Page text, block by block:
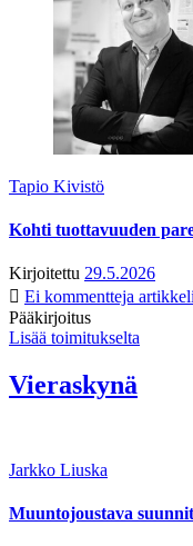
Tapio Kivistö
Kohti tuottavuuden
Kirjoitettu 29.5.2026
Ei kommentteja
Pääkirjoitus
Lisää toimitukselta
Vieraskynä
Jarkko Liuska
Muuntojoustava